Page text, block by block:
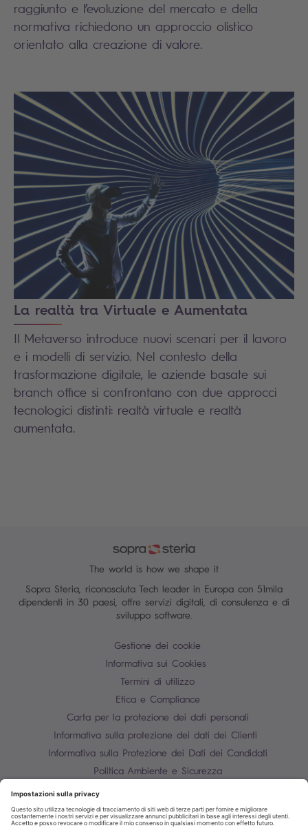
raggiunto e l’evoluzione del mercato e della
normativa richiedono un approccio olistico
orientato alla creazione di valore.
La realtà tra Virtuale e Aumentata
Il Metaverso introduce nuovi scenari per il lavoro
e i modelli di servizio. Nel contesto della
trasformazione digitale, le aziende basate sui
branch office si confrontano con due approcci
tecnologici distinti: realtà virtuale e realtà
aumentata.
The world is how we shape it
Sopra Steria, riconosciuta Tech leader in Europa con 51mila
dipendenti in 30 paesi, offre servizi digitali, di consulenza e di
sviluppo software.
Gestione dei cookie
Informativa sui Cookies
Termini di utilizzo
Etica e Compliance
Carta per la protezione dei dati personali
Informativa sulla protezione dei dati dei Clienti
Informativa sulla Protezione dei Dati dei Candidati
Politica Ambiente e Sicurezza
Contatti
P.IVA 10850910158